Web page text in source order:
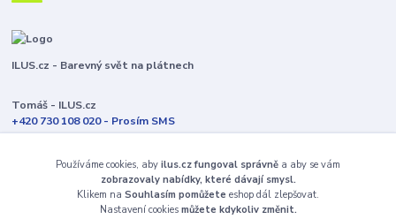
ILUS.cz - Barevný svět na plátnech
Tomáš - ILUS.cz
+420 730 108 020 - Prosím SMS
Jsme většinu času ve výrobě
info@ilus.cz
Používáme cookies, aby ilus.cz fungoval správně a aby se vám
zobrazovaly nabídky, které dávají smysl.
Klikem na Souhlasím pomůžete eshop dál zlepšovat.
Nastavení cookies můžete kdykoliv změnit.